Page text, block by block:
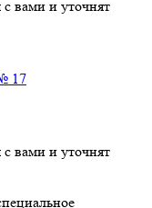
вами и уточнят
17
вами и уточнят